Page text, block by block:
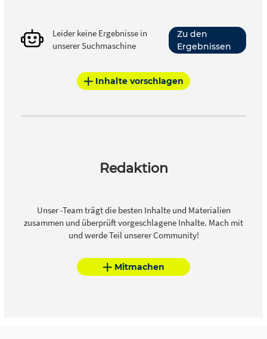
Leider keine Ergebnisse in
unserer Suchmaschine
Zu den
Ergebnissen
Inhalte vorschlagen
Redaktion
Unser -Team trägt die besten Inhalte und Materialien
zusammen und überprüft vorgeschlagene Inhalte. Mach mit
und werde Teil unserer Community!
Mitmachen